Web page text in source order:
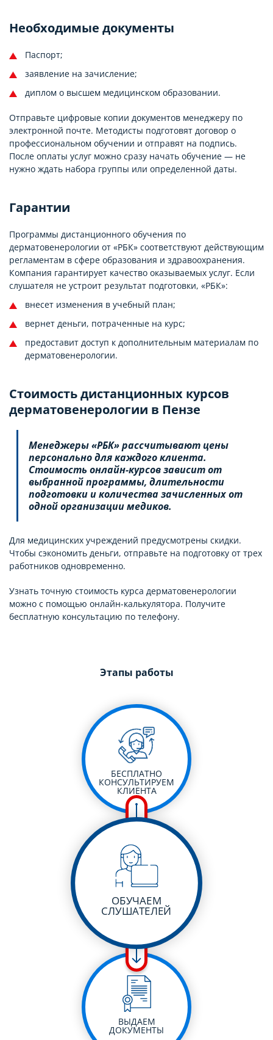
Необходимые документы
Паспорт;
заявление на зачисление;
диплом о высшем медицинском образовании.
Отправьте цифровые копии документов менеджеру по
электронной почте. Методисты подготовят договор о
профессиональном обучении и отправят на подпись.
После оплаты услуг можно сразу начать обучение — не
нужно ждать набора группы или определенной даты.
Гарантии
Программы дистанционного обучения по
дерматовенерологии от «РБК» соответствуют действующим
регламентам в сфере образования и здравоохранения.
Компания гарантирует качество оказываемых услуг. Если
слушателя не устроит результат подготовки, «РБК»:
внесет изменения в учебный план;
вернет деньги, потраченные на курс;
предоставит доступ к дополнительным материалам по
дерматовенерологии.
Стоимость дистанционных курсов
дерматовенерологии в Пензе
Менеджеры «РБК» рассчитывают цены
персонально для каждого клиента.
Стоимость онлайн-курсов зависит от
выбранной программы, длительности
подготовки и количества зачисленных от
одной организации медиков.
Для медицинских учреждений предусмотрены скидки.
Чтобы сэкономить деньги, отправьте на подготовку от трех
работников одновременно.
Узнать точную стоимость курса дерматовенерологии
можно с помощью онлайн-калькулятора. Получите
бесплатную консультацию по телефону.
Этапы работы
БЕСПЛАТНО
КОНСУЛЬТИРУЕМ
КЛИЕНТА
ОБУЧАЕМ
СЛУШАТЕЛЕЙ
ВЫДАЕМ
ДОКУМЕНТЫ